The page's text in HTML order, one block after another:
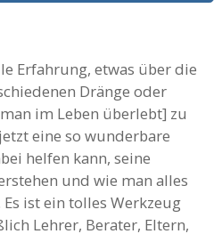
Erfahrung, etwas über die
Dränge oder
im Leben überlebt] zu
eine so wunderbare
helfen kann, seine
und wie man alles
ist ein tolles Werkzeug
Lehrer, Berater, Eltern,